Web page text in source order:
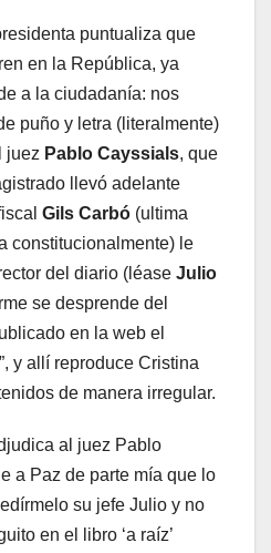
puntualiza que
en la República, ya
a la ciudadanía: nos
puño y letra (literalmente)
juez Pablo Cayssials, que
llevó adelante
Gils Carbó (ultima
constitucionalmente) le
del diario (léase Julio
se desprende del
en la web el
y allí reproduce Cristina
de manera irregular.
al juez Pablo
a Paz de parte mía que lo
su jefe Julio y no
en el libro ‘a raíz’